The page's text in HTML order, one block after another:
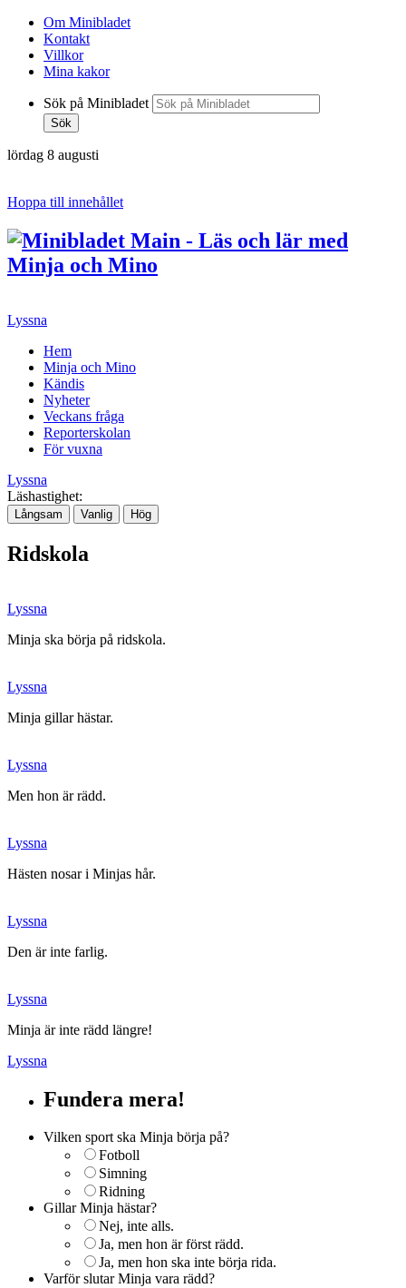
Om Minibladet
Kontakt
Villkor
Mina kakor
Sök på Minibladet
Sök
lördag 8 augusti
Hoppa till innehållet
Lyssna
Hem
Minja och Mino
Kändis
Nyheter
Veckans fråga
Reporterskolan
För vuxna
Lyssna
Läshastighet:
Långsam Vanlig Hög
Ridskola
Lyssna
Minja ska börja på ridskola.
Lyssna
Minja gillar hästar.
Lyssna
Men hon är rädd.
Lyssna
Hästen nosar i Minjas hår.
Lyssna
Den är inte farlig.
Lyssna
Minja är inte rädd längre!
Lyssna
Fundera mera!
Vilken sport ska Minja börja på?
Fotboll
Simning
Ridning
Gillar Minja hästar?
Nej, inte alls.
Ja, men hon är först rädd.
Ja, men hon ska inte börja rida.
Varför slutar Minja vara rädd?